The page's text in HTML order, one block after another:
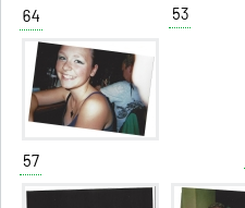
64 53
57